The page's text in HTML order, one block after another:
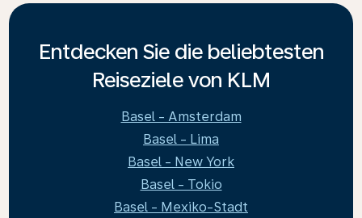
Entdecken Sie die beliebtesten
Reiseziele von KLM
Basel - Amsterdam
Basel - Lima
Basel - New York
Basel - Tokio
Basel - Mexiko-Stadt